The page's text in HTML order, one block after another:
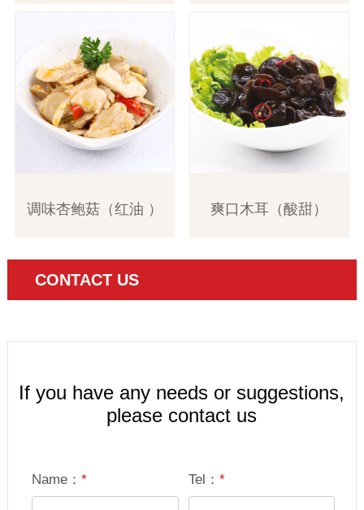
调味杏鲍菇（红油 ） 爽口木耳（酸甜）
CONTACT US
If you have any needs or suggestions,
please contact us
Name：* Tel： *